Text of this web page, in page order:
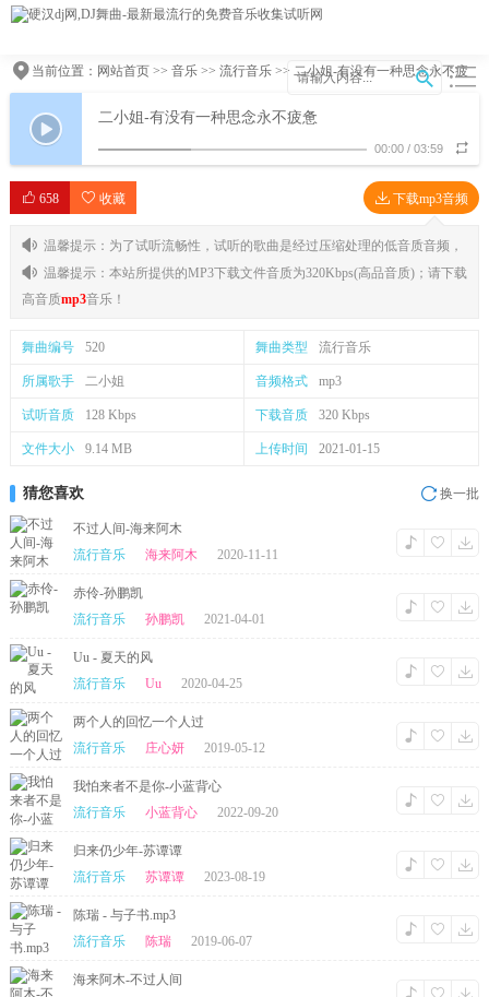
当前位置： 网站首页>> 音乐>> 流行音乐>> 二小姐-有没有一种思念永不疲
二小姐-有没有一种思念永不疲惫
00:00 /03:59
658 收藏 下载mp3音频
温馨提示：为了试听流畅性，试听的歌曲是经过压缩处理的低音质音频，
温馨提示：本站所提供的MP3下载文件音质为320Kbps(高品音质)；请下载
高音质mp3音乐！
舞曲编号 520 舞曲类型 流行音乐
所属歌手 二小姐 音频格式 mp3
试听音质 128 Kbps 下载音质 320 Kbps
文件大小 9.14 MB 上传时间 2021-01-15
猜您喜欢 换一批
不过人间-海来阿木
流行音乐
海来阿木 2020-11-11
赤伶-孙鹏凯
流行音乐
孙鹏凯 2021-04-01
Uu - 夏天的风
流行音乐
Uu 2020-04-25
两个人的回忆一个人过
流行音乐
庄心妍 2019-05-12
我怕来者不是你-小蓝背心
流行音乐
小蓝背心 2022-09-20
归来仍少年-苏谭谭
流行音乐
苏谭谭 2023-08-19
陈瑞 - 与子书.mp3
流行音乐
陈瑞 2019-06-07
海来阿木-不过人间